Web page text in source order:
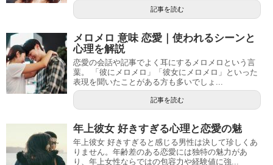
記事を読む
メロメロ 意味 恋愛｜使われるシーンと
心理を解説
恋愛の会話や記事でよく耳にするメロメロという言
葉。 「彼にメロメロ」「彼女にメロメロ」といった
表現を聞いたことがある方も多いでしょ...
記事を読む
年上彼女 好きすぎる心理と恋愛の魅
年上彼女 好きすぎると感じる男性は決して珍しくあ
りません。年齢差のある恋愛には独特の魅力があ
り、年上女性ならではの包容力や経験値に強...